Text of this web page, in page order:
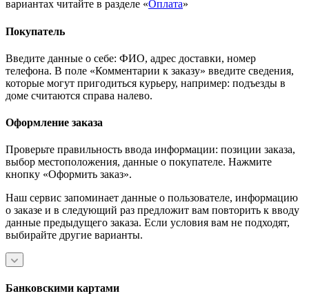
вариантах читайте в разделе «Оплата»
Покупатель
Введите данные о себе: ФИО, адрес доставки, номер
телефона. В поле «Комментарии к заказу» введите сведения,
которые могут пригодиться курьеру, например: подъезды в
доме считаются справа налево.
Оформление заказа
Проверьте правильность ввода информации: позиции заказа,
выбор местоположения, данные о покупателе. Нажмите
кнопку «Оформить заказ».
Наш сервис запоминает данные о пользователе, информацию
о заказе и в следующий раз предложит вам повторить к вводу
данные предыдущего заказа. Если условия вам не подходят,
выбирайте другие варианты.
Банковскими картами